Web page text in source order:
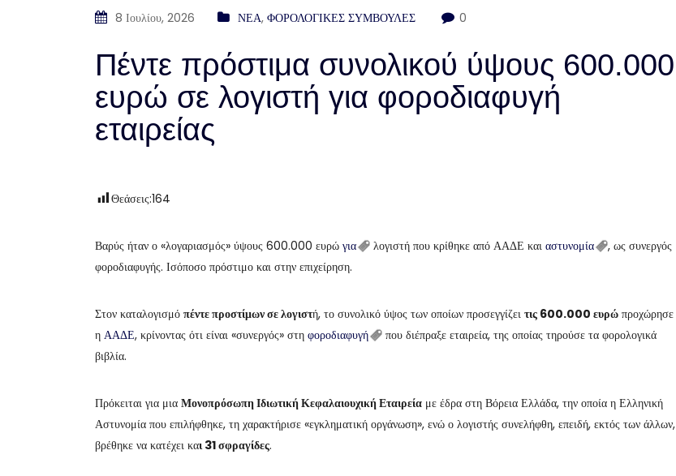
8 Ιουλίου, 2026 ΝΕΑ, ΦΟΡΟΛΟΓΙΚΕΣ ΣΥΜΒΟΥΛΕΣ 0
Πέντε πρόστιμα συνολικού ύψους 600.000
ευρώ σε λογιστή για φοροδιαφυγή
εταιρείας
Θεάσεις:164
Βαρύς ήταν ο «λογαριασμός» ύψους 600.000 ευρώ για λογιστή που κρίθηκε από ΑΑΔΕ και αστυνομία
, ως συνεργός
φοροδιαφυγής. Ισόποσο πρόστιμο και στην επιχείρηση.
Στον καταλογισμό πέντε προστίμων σε λογιστή, το συνολικό ύψος των οποίων προσεγγίζει τις 600.000 ευρώ προχώρησε
η ΑΑΔΕ, κρίνοντας ότι είναι «συνεργός» στη φοροδιαφυγή
που διέπραξε εταιρεία, της οποίας τηρούσε τα φορολογικά
βιβλία.
Πρόκειται για μια Μονοπρόσωπη Ιδιωτική Κεφαλαιουχική Εταιρεία με έδρα στη Βόρεια Ελλάδα, την οποία η Ελληνική
Αστυνομία που επιλήφθηκε, τη χαρακτήρισε «εγκληματική οργάνωση», ενώ ο λογιστής συνελήφθη, επειδή, εκτός των άλλων,
βρέθηκε να κατέχει και 31 σφραγίδες.